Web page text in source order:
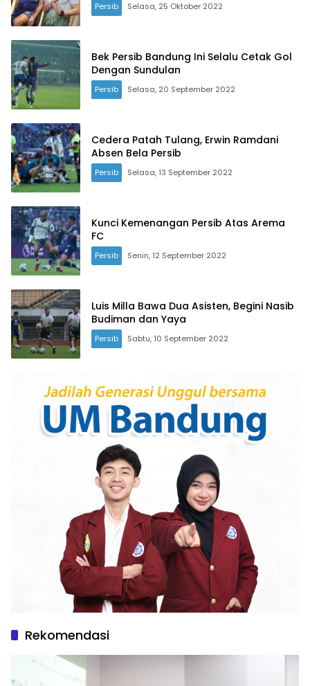
Persib Selasa, 25 Oktober 2022
Bek Persib Bandung Ini Selalu Cetak Gol
Dengan Sundulan
Persib Selasa, 20 September 2022
Cedera Patah Tulang, Erwin Ramdani
Absen Bela Persib
Persib Selasa, 13 September 2022
Kunci Kemenangan Persib Atas Arema
FC
Persib Senin, 12 September 2022
Luis Milla Bawa Dua Asisten, Begini Nasib
Budiman dan Yaya
Persib Sabtu, 10 September 2022
Rekomendasi